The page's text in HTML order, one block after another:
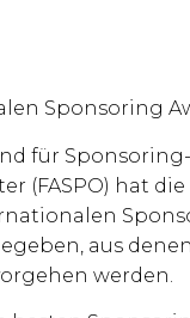
Sponsoring
für
(FASPO) hat
aus
werden.